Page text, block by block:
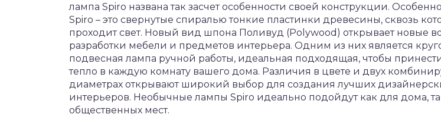
лампа Spiro названа так засчет особенности своей конструкции.
Spiro – это свернутые спиралью тонкие пластинки древесины, сквозь
проходит свет. Новый вид шпона Поливуд (Polywood) открывает новые
разработки мебели и предметов интерьера. Одним из них является
подвесная лампа ручной работы, идеальная подходящая, чтобы
тепло в каждую комнату вашего дома. Различия в цвете и двух
диаметрах открывают широкий выбор для создания лучших
интерьеров. Необычные лампы Spiro идеально подойдут как для дома,
общественных мест.